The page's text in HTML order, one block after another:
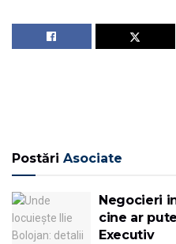
Postări Asociate
Negocieri
cine ar
Executiv